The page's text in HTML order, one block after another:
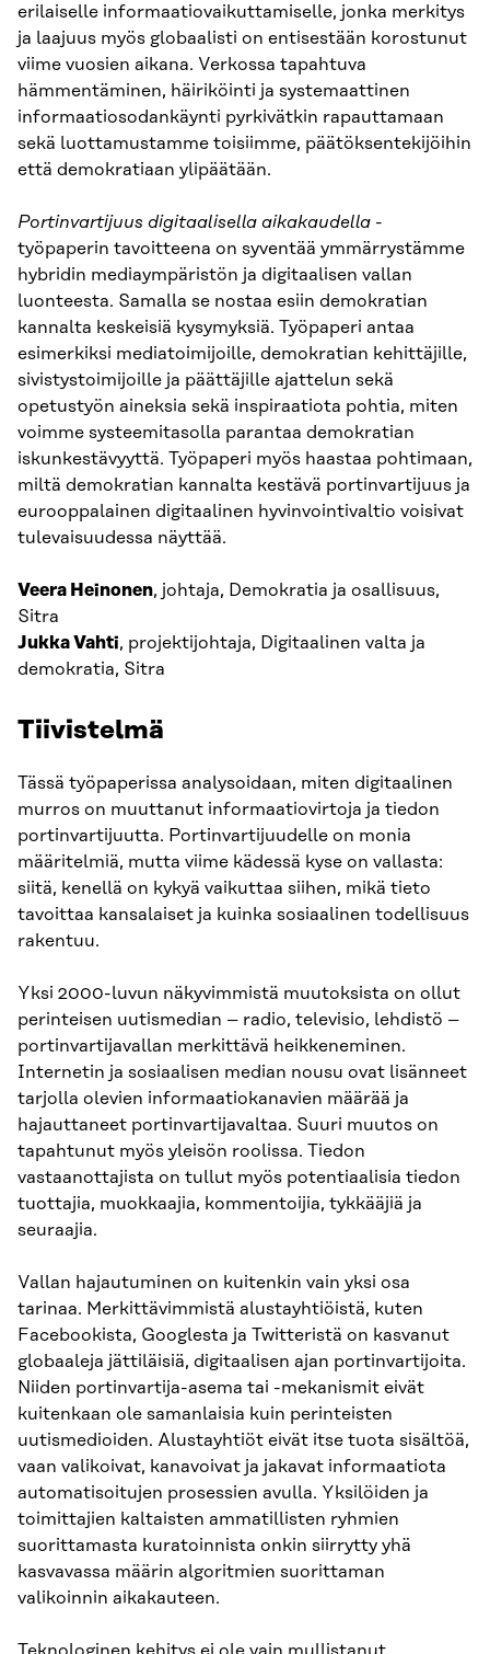
erilaiselle informaatiovaikuttamiselle, jonka merkitys
ja laajuus myös globaalisti on entisestään korostunut
viime vuosien aikana. Verkossa tapahtuva
hämmentäminen, häiriköinti ja systemaattinen
informaatiosodankäynti pyrkivätkin rapauttamaan
sekä luottamustamme toisiimme, päätöksentekijöihin
että demokratiaan ylipäätään.
Portinvartijuus digitaalisella aikakaudella -
työpaperin tavoitteena on syventää ymmärrystämme
hybridin mediaympäristön ja digitaalisen vallan
luonteesta. Samalla se nostaa esiin demokratian
kannalta keskeisiä kysymyksiä. Työpaperi antaa
esimerkiksi mediatoimijoille, demokratian kehittäjille,
sivistystoimijoille ja päättäjille ajattelun sekä
opetustyön aineksia sekä inspiraatiota pohtia, miten
voimme systeemitasolla parantaa demokratian
iskunkestävyyttä. Työpaperi myös haastaa pohtimaan,
miltä demokratian kannalta kestävä portinvartijuus ja
eurooppalainen digitaalinen hyvinvointivaltio voisivat
tulevaisuudessa näyttää.
Veera Heinonen, johtaja, Demokratia ja osallisuus,
Sitra
Jukka Vahti, projektijohtaja, Digitaalinen valta ja
demokratia, Sitra
Tiivistelmä
Tässä työpaperissa analysoidaan, miten digitaalinen
murros on muuttanut informaatiovirtoja ja tiedon
portinvartijuutta. Portinvartijuudelle on monia
määritelmiä, mutta viime kädessä kyse on vallasta:
siitä, kenellä on kykyä vaikuttaa siihen, mikä tieto
tavoittaa kansalaiset ja kuinka sosiaalinen todellisuus
rakentuu.
Yksi 2000-luvun näkyvimmistä muutoksista on ollut
perinteisen uutismedian – radio, televisio, lehdistö –
portinvartijavallan merkittävä heikkeneminen.
Internetin ja sosiaalisen median nousu ovat lisänneet
tarjolla olevien informaatiokanavien määrää ja
hajauttaneet portinvartijavaltaa. Suuri muutos on
tapahtunut myös yleisön roolissa. Tiedon
vastaanottajista on tullut myös potentiaalisia tiedon
tuottajia, muokkaajia, kommentoijia, tykkääjiä ja
seuraajia.
Vallan hajautuminen on kuitenkin vain yksi osa
tarinaa. Merkittävimmistä alustayhtiöistä, kuten
Facebookista, Googlesta ja Twitteristä on kasvanut
globaaleja jättiläisiä, digitaalisen ajan portinvartijoita.
Niiden portinvartija-asema tai -mekanismit eivät
kuitenkaan ole samanlaisia kuin perinteisten
uutismedioiden. Alustayhtiöt eivät itse tuota sisältöä,
vaan valikoivat, kanavoivat ja jakavat informaatiota
automatisoitujen prosessien avulla. Yksilöiden ja
toimittajien kaltaisten ammatillisten ryhmien
suorittamasta kuratoinnista onkin siirrytty yhä
kasvavassa määrin algoritmien suorittaman
valikoinnin aikakauteen.